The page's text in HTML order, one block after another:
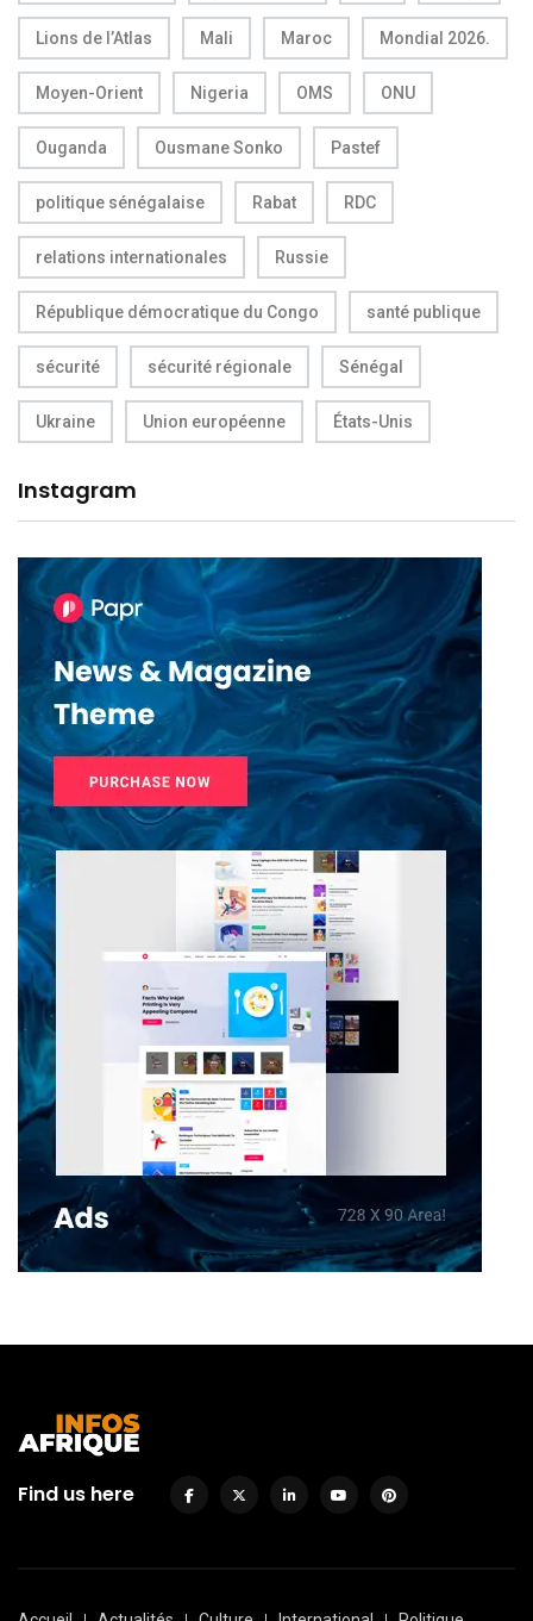
Lions de l’Atlas Mali Maroc Mondial 2026.
Moyen-Orient Nigeria OMS ONU
Ouganda Ousmane Sonko Pastef
politique sénégalaise Rabat RDC
relations internationales Russie
République démocratique du Congo santé publique
sécurité sécurité régionale Sénégal
Ukraine Union européenne États-Unis
Instagram
Find us here